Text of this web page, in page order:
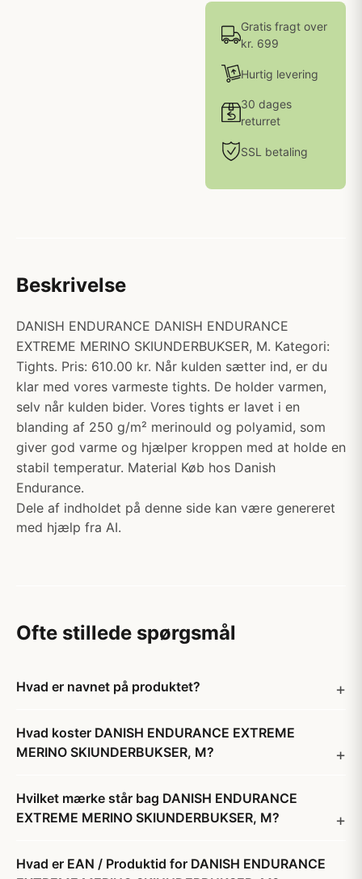
Gratis fragt over
kr. 699
Hurtig levering
30 dages
returret
SSL betaling
Beskrivelse
DANISH ENDURANCE DANISH ENDURANCE
EXTREME MERINO SKIUNDERBUKSER, M. Kategori:
Tights. Pris: 610.00 kr. Når kulden sætter ind, er du
klar med vores varmeste tights. De holder varmen,
selv når kulden bider. Vores tights er lavet i en
blanding af 250 g/m² merinould og polyamid, som
giver god varme og hjælper kroppen med at holde en
stabil temperatur. Material Køb hos Danish
Endurance.
Dele af indholdet på denne side kan være genereret
med hjælp fra AI.
Ofte stillede spørgsmål
Hvad er navnet på produktet?
Hvad koster DANISH ENDURANCE EXTREME
MERINO SKIUNDERBUKSER, M?
Hvilket mærke står bag DANISH ENDURANCE
EXTREME MERINO SKIUNDERBUKSER, M?
Hvad er EAN / Produktid for DANISH ENDURANCE